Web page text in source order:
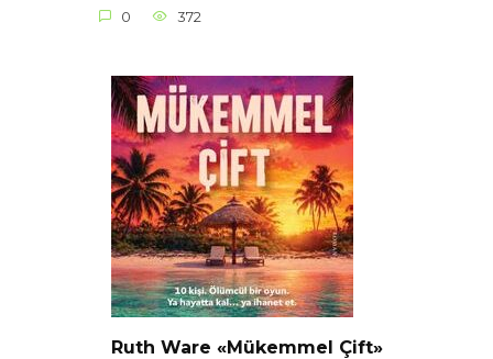
0 372
Ruth Ware «Mükemmel Çift»